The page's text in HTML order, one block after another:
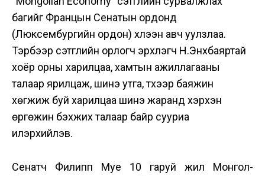
багийг Францын Сенатын ордонд
(Люксембургийн ордон) хүлээн авч уулзлаа.
Тэрбээр сэтгүүлийн орлогч эрхлэгч Н.Энхбаяртай
хоёр орны харилцаа, хамтын ажиллагааны
талаар ярилцаж, шинэ утга, түүхээр баяжин
хөгжиж буй харилцаа шинэ жаранд хэрхэн
өргөжин бэхжих талаар байр сууриа
илэрхийлэв.
Сенатч Филипп Муе 10 гаруй жил Монгол-